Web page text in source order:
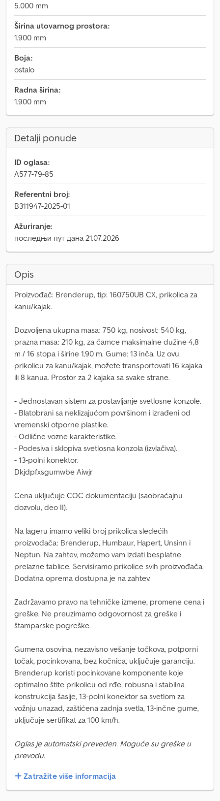
5.000 mm
Širina utovarnog prostora:
1.900 mm
Boja:
ostalo
Radna širina:
1.900 mm
Detalji ponude
ID oglasa:
A577-79-85
Referentni broj:
B311947-2025-01
Ažuriranje:
последњи пут дана 21.07.2026
Opis
Proizvođač: Brenderup, tip: 160750UB CX, prikolica za
kanu/kajak.
Dozvoljena ukupna masa: 750 kg, nosivost: 540 kg,
prazna masa: 210 kg, za čamce maksimalne dužine 4,8
m / 16 stopa i širine 1,90 m. Gume: 13 inča. Uz ovu
prikolicu za kanu/kajak, možete transportovati 16 kajaka
ili 8 kanua. Prostor za 2 kajaka sa svake strane.
- Jednostavan sistem za postavljanje svetlosne konzole.
- Blatobrani sa neklizajućom površinom i izrađeni od
vremenski otporne plastike.
- Odlične vozne karakteristike.
- Podesiva i sklopiva svetlosna konzola (izvlačiva).
- 13-polni konektor.
Dkjdpfxsgumwbe Aiwjr
Cena uključuje COC dokumentaciju (saobraćajnu
dozvolu, deo II).
Na lageru imamo veliki broj prikolica sledećih
proizvođača: Brenderup, Humbaur, Hapert, Unsinn i
Neptun. Na zahtev, možemo vam izdati besplatne
prelazne tablice. Servisiramo prikolice svih proizvođača.
Dodatna oprema dostupna je na zahtev.
Zadržavamo pravo na tehničke izmene, promene cena i
greške. Ne preuzimamo odgovornost za greške i
štamparske pogreške.
Gumena osovina, nezavisno vešanje točkova, potporni
točak, pocinkovana, bez kočnica, uključuje garanciju.
Brenderup koristi pocinkovane komponente koje
optimalno štite prikolicu od rđe, robusna i stabilna
konstrukcija šasije, 13-polni konektor sa svetlom za
vožnju unazad, zaštićena zadnja svetla, 13-inčne gume,
uključuje sertifikat za 100 km/h.
Oglas je automatski preveden. Moguće su greške u
prevodu.
Zatražite više informacija